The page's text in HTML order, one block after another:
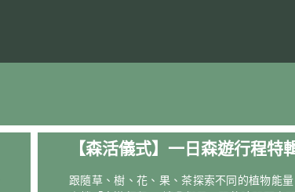
【森活儀式】一日森遊行程特
植物能量 x 6個輕旅提案 x 13大
跟隨草、樹、花、果、茶探索不同的植物能